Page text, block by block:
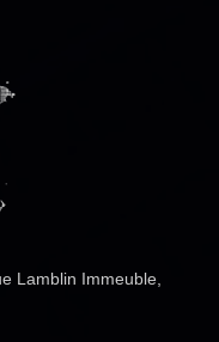
Lamblin Immeuble,